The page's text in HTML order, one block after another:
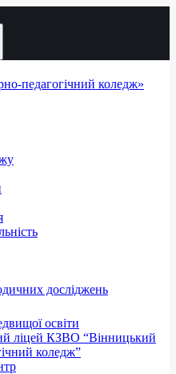
досліджень
освіти
ліцей КЗВО “Вінницький
коледж”